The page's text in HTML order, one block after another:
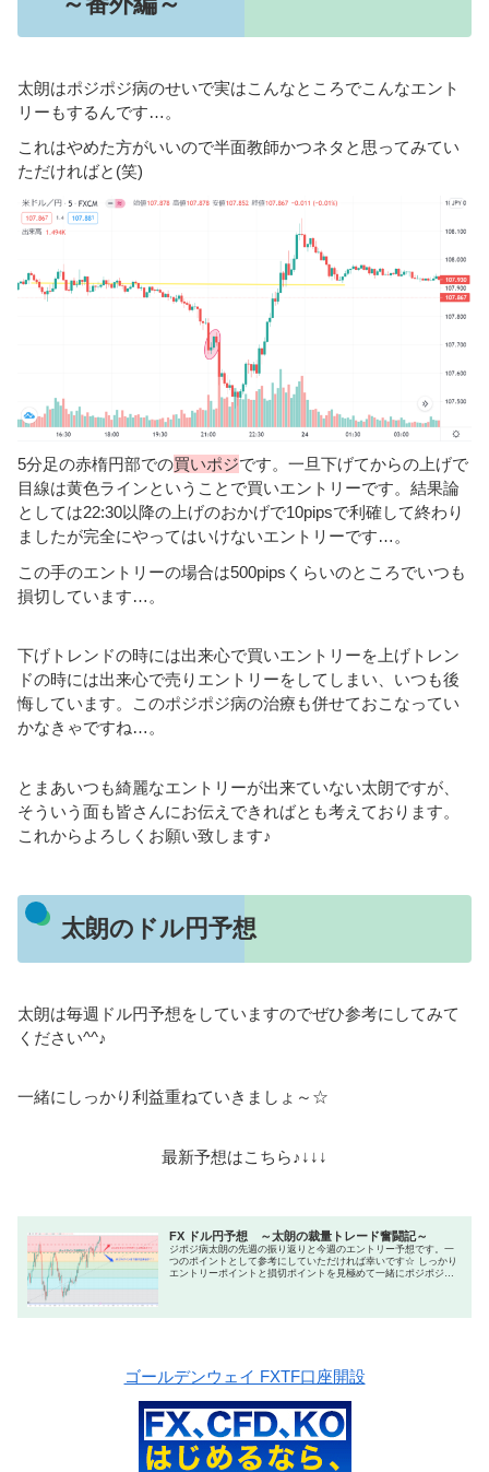
太朗はポジポジ病のせいで実はこんなところでこんなエント
リーもするんです…。
これはやめた方がいいので半面教師かつネタと思ってみてい
ただければと(笑)
5分足の赤楕円部での買いポジです。一旦下げてからの上げで
目線は黄色ラインということで買いエントリーです。結果論
としては22:30以降の上げのおかげで10pipsで利確して終わり
ましたが完全にやってはいけないエントリーです…。
この手のエントリーの場合は500pipsくらいのところでいつも
損切しています…。
下げトレンドの時には出来心で買いエントリーを上げトレン
ドの時には出来心で売りエントリーをしてしまい、いつも後
悔しています。このポジポジ病の治療も併せておこなってい
かなきゃですね…。
とまあいつも綺麗なエントリーが出来ていない太朗ですが、
そういう面も皆さんにお伝えできればとも考えております。
これからよろしくお願い致します♪
太朗のドル円予想
太朗は毎週ドル円予想をしていますのでぜひ参考にしてみて
ください^^♪
一緒にしっかり利益重ねていきましょ～☆
最新予想はこちら♪↓↓↓
FX ドル円予想 ～太朗の裁量トレード奮闘記～
ジポジ病太朗の先週の振り返りと今週のエントリー予想です。一
つのポイントとして参考にしていただければ幸いです☆ しっかり
エントリーポイントと損切ポイントを見極めて一緒にポジポジ病
ゴールデンウェイ FXTF口座開設